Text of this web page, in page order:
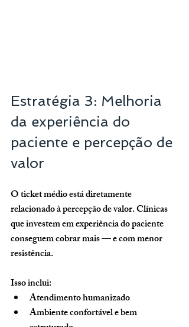
Estratégia 3: Melhoria
da experiência do
paciente e percepção de
valor
O ticket médio está diretamente
relacionado à percepção de valor. Clínicas
que investem em experiência do paciente
conseguem cobrar mais — e com menor
resistência.
Isso inclui:
Atendimento humanizado
Ambiente confortável e bem